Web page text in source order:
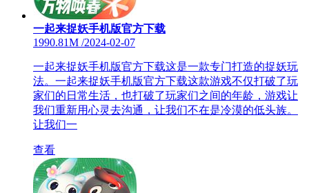
一起来捉妖手机版官方下载
1990.81M /2024-02-07
一起来捉妖手机版官方下载这是一款专门打造的捉妖玩
法。一起来捉妖手机版官方下载这款游戏不仅打破了玩
家们的日常生活，也打破了玩家们之间的年龄，游戏让
我们重新用心灵去沟通，让我们不在是冷漠的低头族。
让我们一
查看